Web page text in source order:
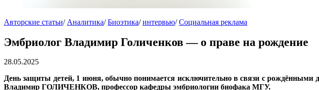
Авторские статьи/ Аналитика/Биоэтика/интервью/Социальная реклама
Эмбриолог Владимир Голиченков — о праве на рождение
28.05.2025
День защиты детей, 1 июня, обычно понимается исключительно в связи с рождёнными
Владимир ГОЛИЧЕНКОВ, профессор кафедры эмбриологии биофака МГУ.